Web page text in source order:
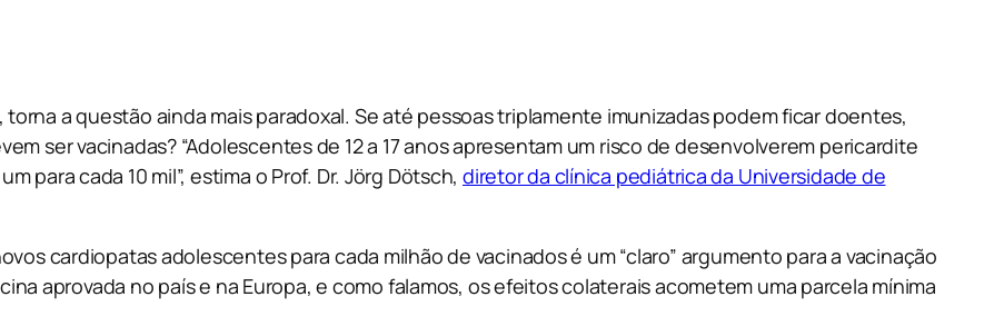
a questão ainda mais paradoxal. Se até pessoas triplamente imunizadas podem ficar doentes,
ser vacinadas? “Adolescentes de 12 a 17 anos apresentam um risco de desenvolverem pericardite
para cada 10 mil”, estima o Prof. Dr. Jörg Dötsch,diretor da clínica pediátrica da Universidade de
cardiopatas adolescentes para cada milhão de vacinados é um “claro” argumento para a vacinação
aprovada no país e na Europa, e como falamos, os efeitos colaterais acometem uma parcela mínima